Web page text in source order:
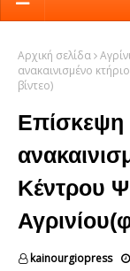
Αρχική σελίδα
ανακαινισμένο
βίντεο)
Κέντρου
kainourgiopress